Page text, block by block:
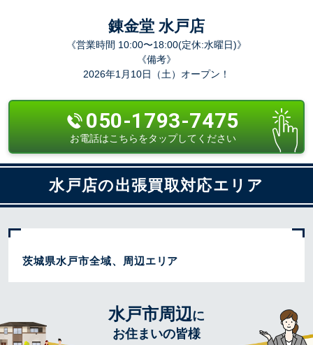
錬金堂 水戸店
《営業時間 10:00〜18:00(定休:水曜日)》
《備考》
2026年1月10日（土）オープン！
050-1793-7475
お電話はこちらをタップしてください
水戸店の出張買取対応エリア
茨城県水戸市全域、周辺エリア
水戸市周辺に
お住まいの皆様